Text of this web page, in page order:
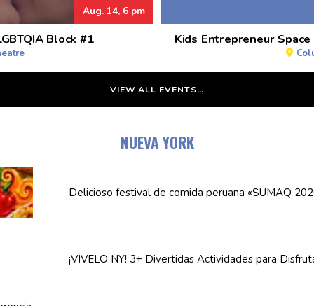
Aug. 14, 6 pm
Block #1 Kids Entrepreneur
VIEW ALL EVENTS…
NUEVA YORK
Delicioso festival de comida peruana «SUMAQ
¡VÍVELO NY! 3+ Divertidas Actividadespara